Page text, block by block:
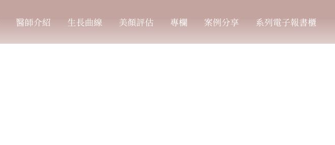
醫師介紹 生長曲線 美顏評估 專欄 案例分享 系列電子報書櫃